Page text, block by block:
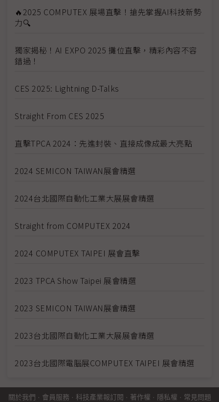
🔥2025 COMPUTEX 展場直擊！搶先掌握AI科技新勢
力🔍
獨家揭秘！AI EXPO 2025 攤位直擊，精彩內容不容
錯過！
CES 2025: Lightning D-Talks
Straight From CES 2025
直擊TPCA 2024：先進封裝、直接成像成最大亮點
2024 SEMICON TAIWAN展會精選
2024台北國際自動化工業大展展會精選
Straight from COMPUTEX 2024
2024 COMPUTEX TAIPEI 展會直擊
2023 TPCA Show Taipei 展會精選
2023 SEMICON TAIWAN展會精選
2023台北國際自動化工業大展展會精選
2023台北國際電腦展COMPUTEX TAIPEI 展會精選
關於我們 · 會員服務 · 科技產業報訂閱 · 著作權 · 隱私權 · 常見問題